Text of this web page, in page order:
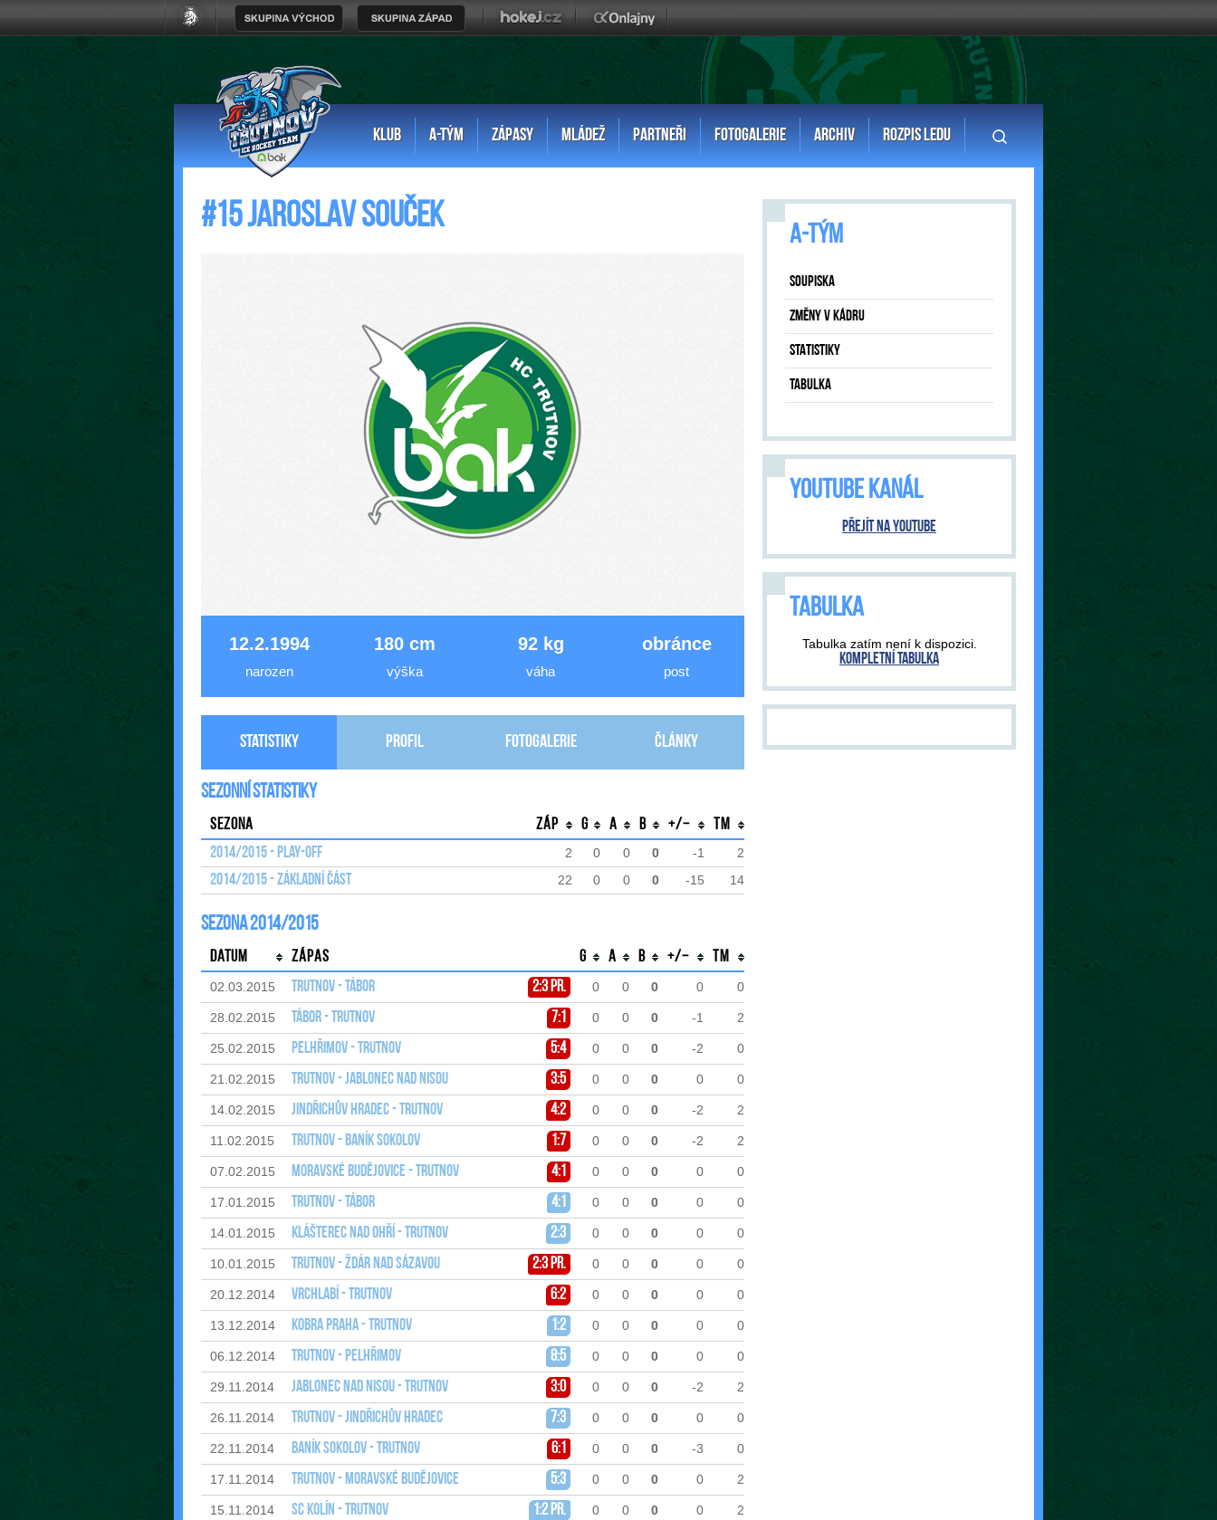
KLUB A-TÝM ZÁPASY MLÁDEŽ PARTNEŘI FOTOGALERIE ARCHIV ROZPIS LEDU
#15 Jaroslav Souček
12.2.1994
narozen
180 cm
výška
92 kg
váha
obránce
post
Statistiky Profil Fotogalerie Články
Sezonní statistiky
Sezona Záp G A B +/−
TM
2014/2015 - Play-off
2 0 0 0 -1 2
2014/2015 - Základní část 22 0 0 0 -15 14
Sezona 2014/2015
Datum Zápas G A B +/− TM
02.03.2015 Trutnov - Tábor 2:3 pr. 0 0 0 0 0
28.02.2015 Tábor - Trutnov 7:1 0 0 0 -1 2
25.02.2015 Pelhřimov - Trutnov 5:4 0 0 0 -2 0
21.02.2015 Trutnov - Jablonec nad Nisou 3:5 0 0 0 0 0
14.02.2015 Jindřichův Hradec - Trutnov 4:2 0 0 0 -2 2
11.02.2015 Trutnov - Baník Sokolov 1:7 0 0 0 -2 2
07.02.2015 Moravské Budějovice - Trutnov 4:1 0 0 0 0 0
17.01.2015 Trutnov - Tábor 4:1 0 0 0 0 0
14.01.2015 Klášterec nad Ohří - Trutnov 2:3 0 0 0 0 0
10.01.2015 Trutnov - Ždár nad Sázavou 2:3 pr. 0 0 0 0 0
20.12.2014 Vrchlabí - Trutnov 6:2 0 0 0 0 0
13.12.2014 Kobra Praha - Trutnov 1:2 0 0 0 0 0
06.12.2014 Trutnov - Pelhřimov 8:5 0 0 0 0 0
29.11.2014 Jablonec nad Nisou - Trutnov 3:0 0 0 0 -2 2
26.11.2014 Trutnov - Jindřichův Hradec 7:3 0 0 0 0 0
22.11.2014 Baník Sokolov - Trutnov 6:1 0 0 0 -3 0
17.11.2014 Trutnov - Moravské Budějovice 5:3 0 0 0 0 2
15.11.2014 SC Kolín - Trutnov 1:2 pr. 0 0 0 0 2
A-TÝM
SOUPISKA
ZMĚNY V KÁDRU
STATISTIKY
TABULKA
YOUTUBE KANÁL
Přejít na YouTube
TABULKA
Tabulka zatím není k dispozici.
Kompletní tabulka